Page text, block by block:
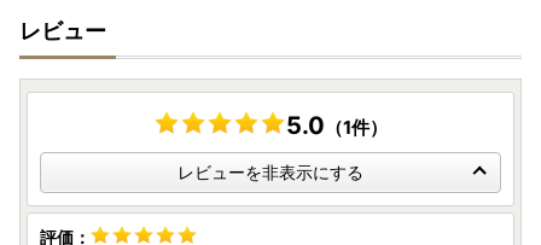
レビュー
5.0 （1件）
レビューを非表示にする